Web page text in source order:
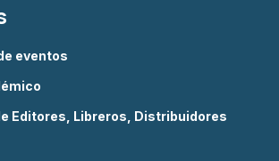
eventos
Editores, Libreros, Distribuidores